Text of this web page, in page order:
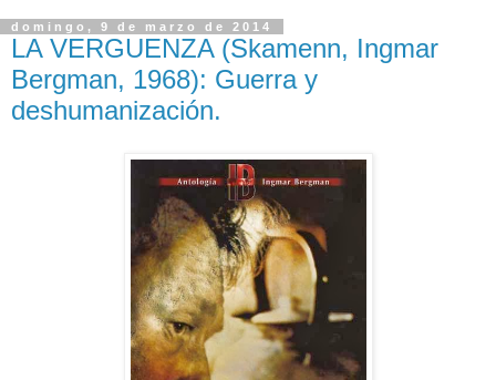
domingo, 9 de marzo de 2014
LA VERGUENZA (Skamenn, Ingmar
Bergman, 1968): Guerra y
deshumanización.